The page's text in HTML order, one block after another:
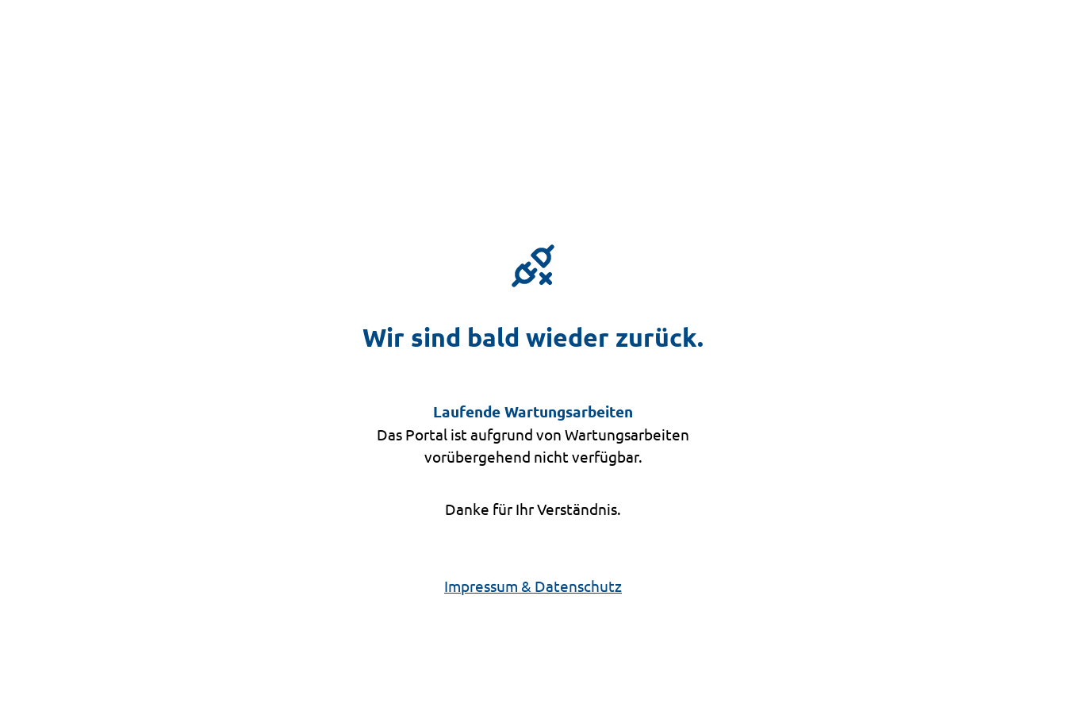
Wir sind bald wieder zurück.
Laufende Wartungsarbeiten
Das Portal ist aufgrund von Wartungsarbeiten
vorübergehend nicht verfügbar.
Danke für Ihr Verständnis.
Impressum & Datenschutz